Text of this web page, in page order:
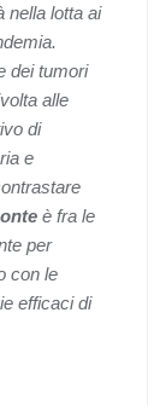
nella lotta ai
dei tumori
alle
di
e
è fra le
per
con le
efficaci di